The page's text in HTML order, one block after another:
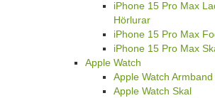
iPhone 15 Pro Max
Hörlurar
iPhone 15 Pro Max
iPhone 15 Pro Max
Apple Watch
Apple Watch Armband
Apple Watch Skal